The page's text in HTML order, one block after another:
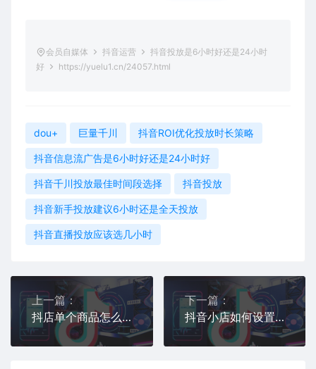
会员自媒体 抖音运营
抖音投放是6小时好还是24小时
好
https://yuelu1.cn/24057.html
dou+ 巨量千川 抖音ROI优化投放时长策略
抖音信息流广告是6小时好还是24小时好
抖音千川投放最佳时间段选择 抖音投放
抖音新手投放建议6小时还是全天投放
抖音直播投放应该选几小时
上一篇：
抖店单个商品怎么查看流量
下一篇：
抖音小店如何设置好评返现